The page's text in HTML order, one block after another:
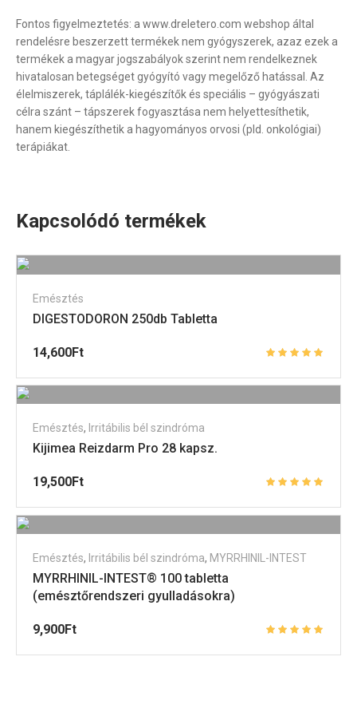
Fontos figyelmeztetés: a www.dreletero.com webshop által
rendelésre beszerzett termékek nem gyógyszerek, azaz ezek a
termékek a magyar jogszabályok szerint nem rendelkeznek
hivatalosan betegséget gyógyító vagy megelőző hatással. Az
élelmiszerek, táplálék-kiegészítők és speciális – gyógyászati
célra szánt – tápszerek fogyasztása nem helyettesíthetik,
hanem kiegészíthetik a hagyományos orvosi (pld. onkológiai)
terápiákat.
Kapcsolódó termékek
Emésztés
DIGESTODORON 250db Tabletta
14,600Ft
Emésztés, Irritábilis bél szindróma
Kijimea Reizdarm Pro 28 kapsz.
19,500Ft
Emésztés, Irritábilis bél szindróma, MYRRHINIL-INTEST
MYRRHINIL-INTEST® 100 tabletta
(emésztőrendszeri gyulladásokra)
9,900Ft